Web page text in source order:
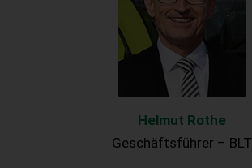
Helmut Rothe
Geschäftsführer – BLT